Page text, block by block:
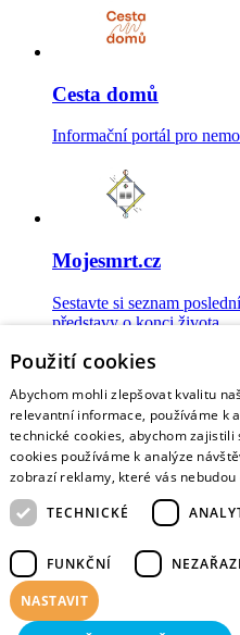
Cesta domů
Informační portál pro
Mojesmrt.cz
Sestavte si seznam
představy o konci života
Data o umírání
Nejnovější data o
Virtuální vzpomínky
Použití cookies
Abychom mohli zlepšovat kvalitu
relevantní informace, používáme k
technické cookies, abychom
cookies používáme k analýze
zobrazí reklamy, které vás
TECHNICKÉ
FUNKČNÍ
NASTAVIT